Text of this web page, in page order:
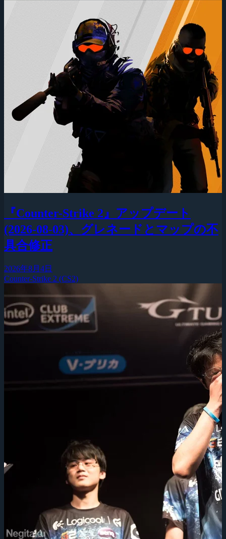
『Counter-Strike 2』アップデート
(2026-08-03)、グレネードとマップの不
具合修正
2026年8月4日
Counter-Strike 2 (CS2)